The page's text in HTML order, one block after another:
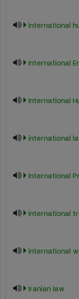
international
International
International
international
International
international
international
Iranian law